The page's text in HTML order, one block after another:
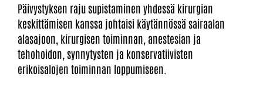
Päivystyksen raju supistaminen yhdessä kirurgian
keskittämisen kanssa johtaisi käytännössä sairaalan
alasajoon, kirurgisen toiminnan, anestesian ja
tehohoidon, synnytysten ja konservatiivisten
erikoisalojen toiminnan loppumiseen.